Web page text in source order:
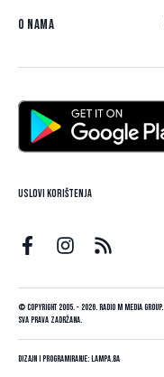
O nama
Uslovi korištenja
© Copyright 2005. - 2026. Radio M Media Group.
Sva prava zadržana.
Dizajn i programiranje:Lampa.ba